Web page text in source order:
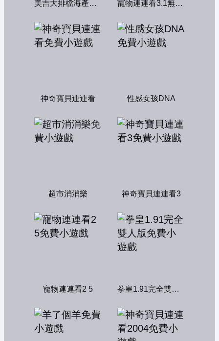
美吉大排檔海產店：中文版 寵物連連看3.1無敵版
神奇寶貝連連看 性感女孩DNA
超市消消樂 神奇寶貝連連看3
寵物連連看2 5 拳皇1.91完全雙人版